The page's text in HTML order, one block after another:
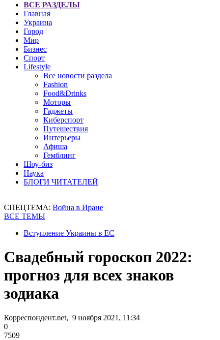
ВСЕ РАЗДЕЛЫ
Главная
Украина
Город
Мир
Бизнес
Спорт
Lifestyle
Все новости раздела
Fashion
Food&Drinks
Моторы
Гаджеты
Киберспорт
Путешествия
Интерьеры
Афиша
Гемблинг
Шоу-биз
Наука
БЛОГИ ЧИТАТЕЛЕЙ
СПЕЦТЕМА: Война в Иране
ВСЕ ТЕМЫ
Вступление Украины в ЕС
Свадебный гороскоп 2022:
прогноз для всех знаков
зодиака
Корреспондент.net, 9 ноября 2021, 11:34
0
7509